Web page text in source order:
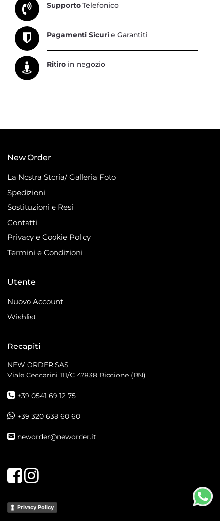
Supporto Telefonico
Pagamenti Sicuri e Garantiti
Ritiro in negozio
New Order
La Nostra Storia/ Galleria Foto
Spedizioni
Sostituzioni e Resi
Contatti
Privacy e Cookie Policy
Termini e Condizioni
Utente
Nuovo Account
Wishlist
Recapiti
NEW ORDER SAS
Viale Ceccarini 111/C 47838 Riccione (RN)
+39 0541 69 12 75
+39 320 638 60 60
neworder@neworder.it
FacebookInstagram
Privacy Policy